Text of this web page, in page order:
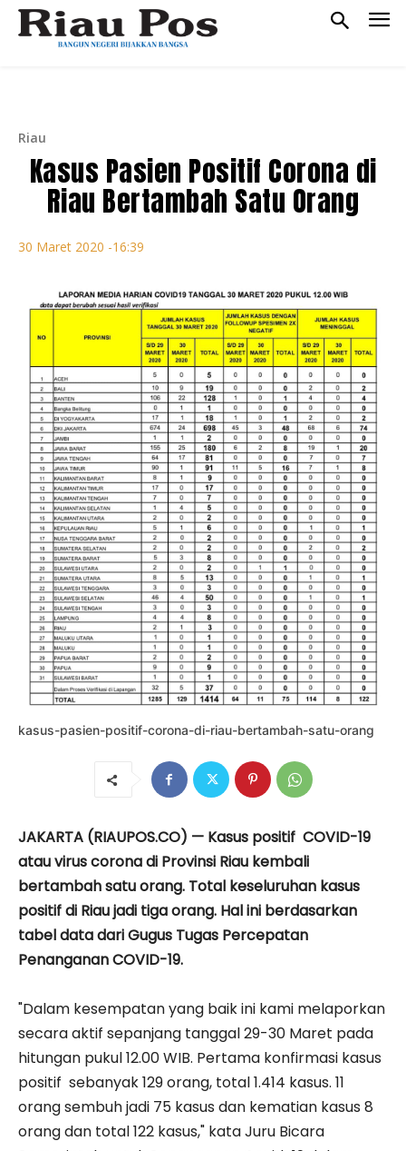
Riau
Kasus Pasien Positif Corona di
Riau Bertambah Satu Orang
30 Maret 2020 -16:39
kasus-pasien-positif-corona-di-riau-bertambah-satu-orang
JAKARTA (RIAUPOS.CO) — Kasus positif COVID-19
atau virus corona di Provinsi Riau kembali
bertambah satu orang. Total keseluruhan kasus
positif di Riau jadi tiga orang. Hal ini berdasarkan
tabel data dari Gugus Tugas Percepatan
Penanganan COVID-19.
"Dalam kesempatan yang baik ini kami melaporkan
secara aktif sepanjang tanggal 29-30 Maret pada
hitungan pukul 12.00 WIB. Pertama konfirmasi kasus
positif sebanyak 129 orang, total 1.414 kasus. 11
orang sembuh jadi 75 kasus dan kematian kasus 8
orang dan total 122 kasus," kata Juru Bicara